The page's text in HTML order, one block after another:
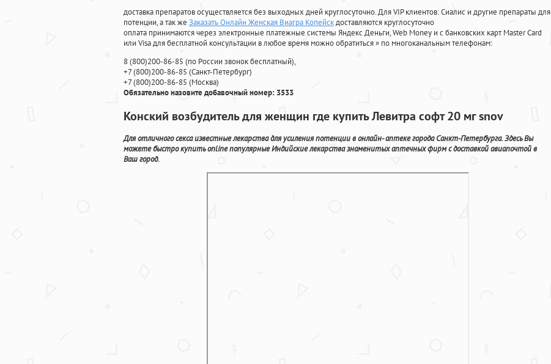
доставка препаратов осуществляется без выходных дней круглосуточно. Для VIP клиентов: Сиалис и другие препараты для
потенции, а так же Заказать Онлайн Женская Виагра Копейскдоставляются круглосуточно
оплата принимаются через электронные платежные системы Яндекс Деньги, Web Money и с банковских карт Master Card
или Visa для бесплатной консультации в любое время можно обратиться» по многоканальным телефонам:
8(800)200-86-85 (по России звонок бесплатный),
+7(800)200-86-85 (Санкт-Петербург)
+7(800)200-86-85 (Москва)
Обязательно назовите добавочный номер: 3533
Конский возбудитель для женщин где купить Левитра софт 20 мг snov
Для отличного секса известные лекарства для усиления потенции в онлайн- аптеке города Санкт-Петербурга. Здесь Вы
можете быстро купить online популярные Индийские лекарства знаменитых аптечных фирм с доставкой авиапочтой в
Ваш город.